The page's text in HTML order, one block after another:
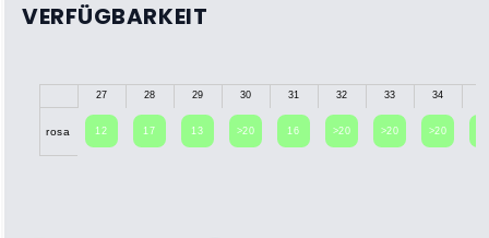
VERFÜGBARKEIT
27 28 29 30 31 32 33 34
rosa 12 17 13 >20 16 >20 >20 >20